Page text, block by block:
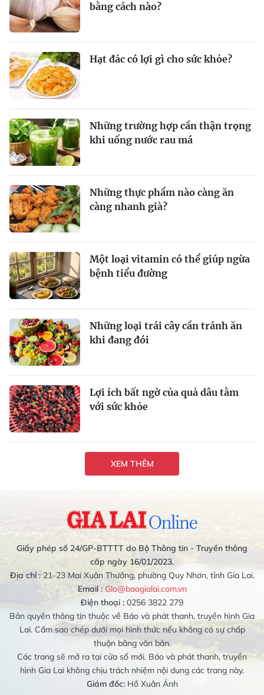
bằng cách nào?
Hạt đác có lợi gì cho sức khỏe?
Những trường hợp cần thận trọng
khi uống nước rau má
Những thực phẩm nào càng ăn
càng nhanh già?
Một loại vitamin có thể giúp ngừa
bệnh tiểu đường
Những loại trái cây cần tránh ăn
khi đang đói
Lợi ích bất ngờ của quả dâu tằm
với sức khỏe
XEM THÊM
Giấy phép số 24/GP-BTTTT do Bộ Thông tin - Truyền thông
cấp ngày 16/01/2023.
Địa chỉ :21-23 Mai Xuân Thưởng, phường Quy Nhơn, tỉnh Gia Lai.
Email : Glo@baogialai.com.vn
Điện thoại : 0256 3822 279
Bản quyền thông tin thuộc về Báo và phát thanh, truyền hình Gia
Lai. Cấm sao chép dưới mọi hình thức nếu không có sự chấp
thuận bằng văn bản.
Các trang sẽ mở ra tại cửa sổ mới. Báo và phát thanh, truyền
hình Gia Lai không chịu trách nhiệm nội dung các trang này.
Giám đốc:Hồ Xuân Ánh